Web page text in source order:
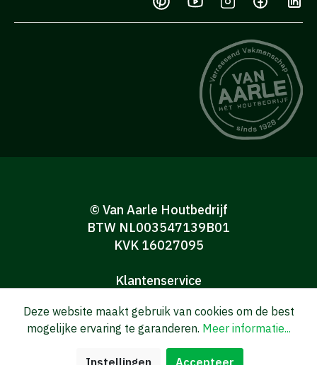
© Van Aarle Houtbedrijf
BTW NL003547139B01
KVK 16027095
Klantenservice
Algemene voorwaarden Consumenten
Privacy verklaring
Disclaimer
Deze website maakt gebruik van cookies om de best
mogelijke ervaring te garanderen. Meer informatie...
Instellingen Accepteer